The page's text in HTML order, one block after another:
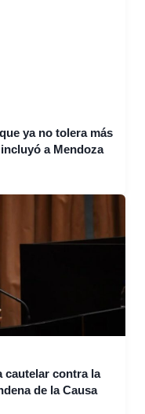
ya no tolera más
a Mendoza
cautelar contra la
de la Causa